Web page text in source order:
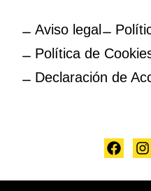
Aviso legal
Política de
Declaración de